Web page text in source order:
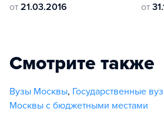
от 21.03.2016
от
Смотрите также
Вузы Москвы, Государственные
Москвы с бюджетными местами